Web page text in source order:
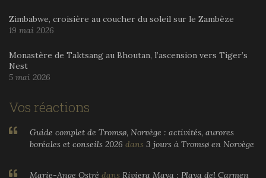
Zimbabwe, croisière au coucher du soleil sur le Zambèze
19 mai 2026
Monastère de Taktsang au Bhoutan, l’ascension vers Tiger’s
Nest
5 mai 2026
Vos réactions
Guide complet de Tromsø, Norvège : activités, aurores
boréales et conseils 2026 dans 3 jours à Tromsø en Norvège
Marie-Ange Ostré dans Riviera Maya : Playa del Carmen